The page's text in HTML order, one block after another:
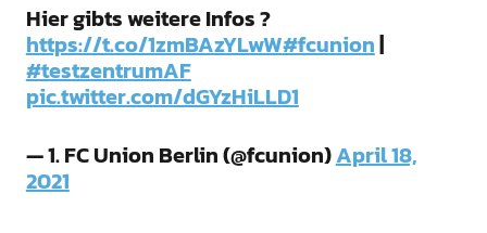
Hier gibts weitere Infos ?
https://t.co/1zmBAzYLwW#fcunion|
#testzentrumAF
pic.twitter.com/dGYzHiLLD1
— 1. FC Union Berlin (@fcunion)April 18,
2021